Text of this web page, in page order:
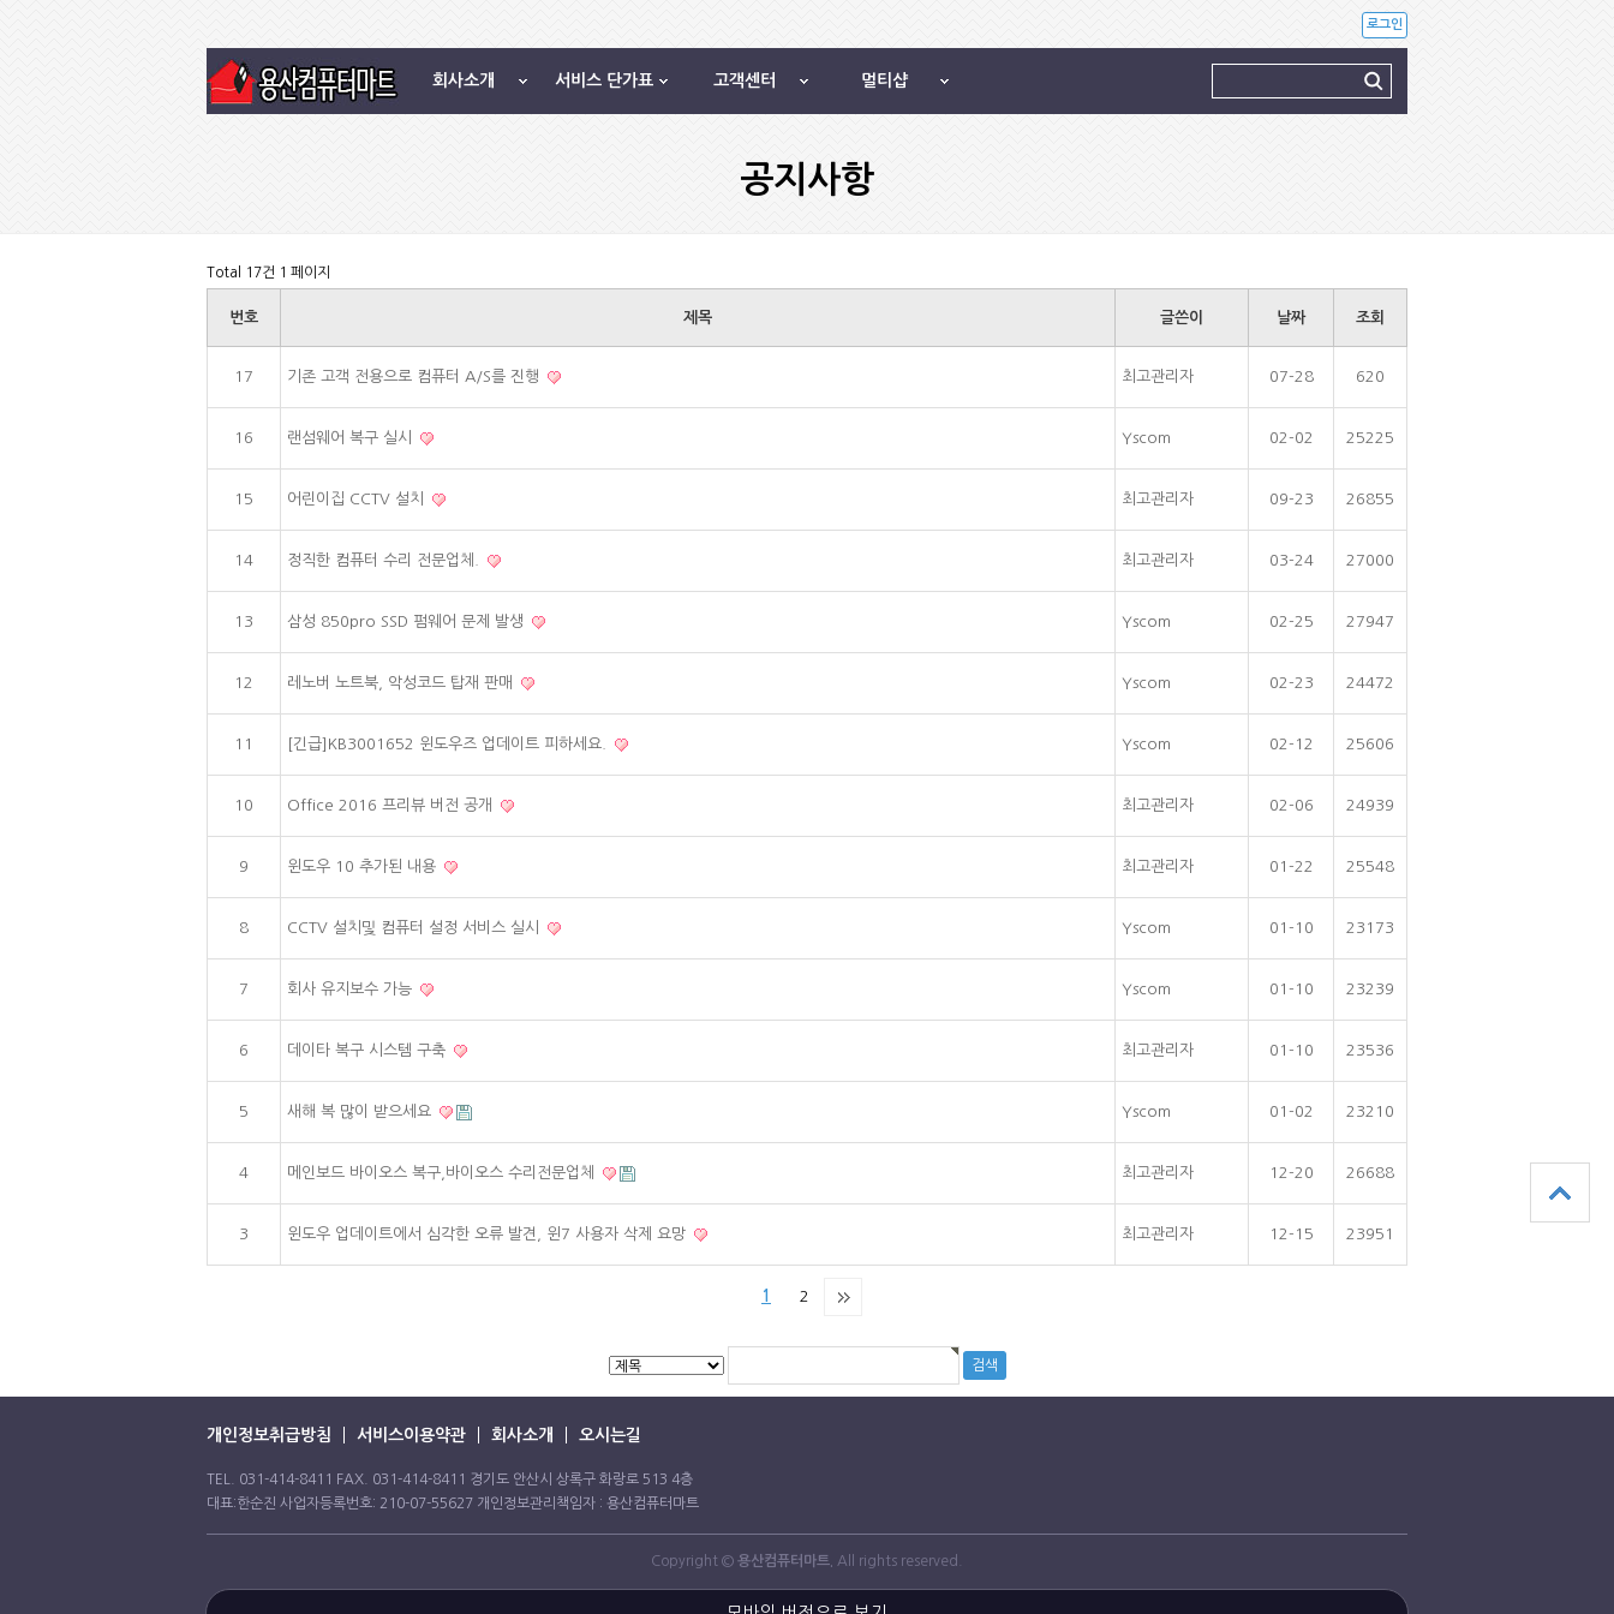
회사소개 서비스 단가표 고객센터 멀티샵
로그인
공지사항
Total 17건 1 페이지
번호 제목 글쓴이 날짜 조회
17 기존 고객 전용으로 컴퓨터 A/S를 진행 최고관리자 07-28 620
16 랜섬웨어 복구 실시 Yscom 02-02 25225
15 어린이집 CCTV 설치 최고관리자 09-23 26855
14 정직한 컴퓨터 수리 전문업체. 최고관리자 03-24 27000
13 삼성 850pro SSD 펌웨어 문제 발생 Yscom 02-25 27947
12 레노버 노트북, 악성코드 탑재 판매 Yscom 02-23 24472
11 [긴급]KB3001652 윈도우즈 업데이트 피하세요. Yscom 02-12 25606
10 Office 2016 프리뷰 버전 공개 최고관리자 02-06 24939
9 윈도우 10 추가된 내용 최고관리자 01-22 25548
8 CCTV 설치및 컴퓨터 설정 서비스 실시 Yscom 01-10 23173
7 회사 유지보수 가능 Yscom 01-10 23239
6 데이타 복구 시스템 구축 최고관리자 01-10 23536
5 새해 복 많이 받으세요 Yscom 01-02 23210
4 메인보드 바이오스 복구,바이오스 수리전문업체 최고관리자 12-20 26688
3 윈도우 업데이트에서 심각한 오류 발견, 윈7 사용자 삭제 요망 최고관리자 12-15 23951
1 2
개인정보취급방침 서비스이용약관 회사소개 오시는길
TEL. 031-414-8411 FAX. 031-414-8411 경기도 안산시 상록구 화랑로 513 4층
대표:한순진 사업자등록번호: 210-07-55627 개인정보관리책임자 : 용산컴퓨터마트
Copyright © 용산컴퓨터마트. All rights reserved.